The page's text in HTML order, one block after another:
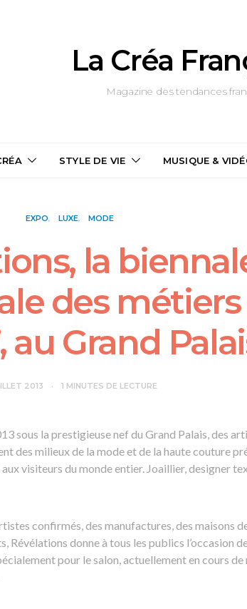
La Créa
Magazine des tendances
STYLE DE VIE MUSIQUE &
EXPO LUXE MODE
la
des métiers
au Grand
2013 1 MINUTES DE LECTURE
sous la prestigieuse nef du Grand Palais, des
des milieux de la mode et de la haute couture
visiteurs du monde entier. Joaillier, designer
confirmés, des manufactures, des maisons
Révélations donne à tous les publics l’occasion
pour le salon, actuellement en cours